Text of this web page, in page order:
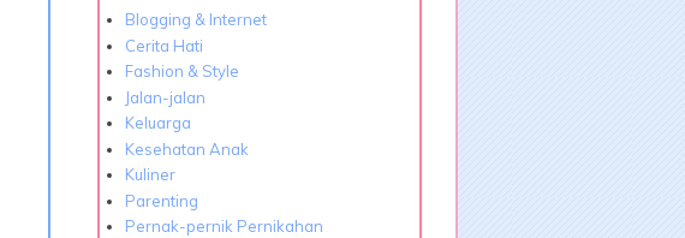
Blogging & Internet
Cerita Hati
Fashion & Style
Jalan-jalan
Keluarga
Kesehatan Anak
Kuliner
Parenting
Pernak-pernik Pernikahan